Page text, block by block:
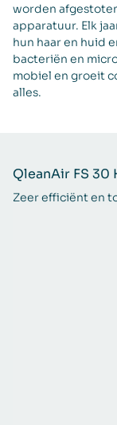
worden
apparatuur. Elk
hun haar en huid
bacteriën en
mobiel en groeit
alles.
QleanAir FS 30
Zeer efficiënt en